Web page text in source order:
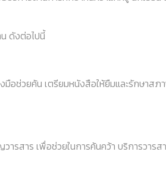
ดังต่อไปนี้
อช่วยค้น เตรียมหนังสือให้ยืมและรักษาส
รสาร เพื่อช่วยในการค้นคว้า บริการวารส